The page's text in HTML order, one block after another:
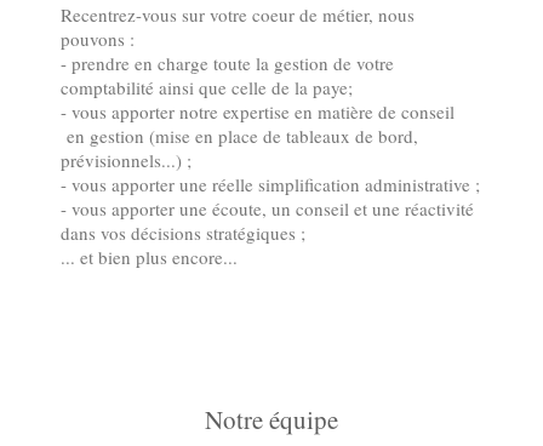
Recentrez-vous sur votre coeur de métier, nous
pouvons :
- prendre en charge toute la gestion de votre
comptabilité ainsi que celle de la paye;
- vous apporter notre expertise en matière de conseil
en gestion (mise en place de tableaux de bord,
prévisionnels...) ;
- vous apporter une réelle simplification administrative ;
- vous apporter une écoute, un conseil et une réactivité
dans vos décisions stratégiques ;
... et bien plus encore...
Notre équipe